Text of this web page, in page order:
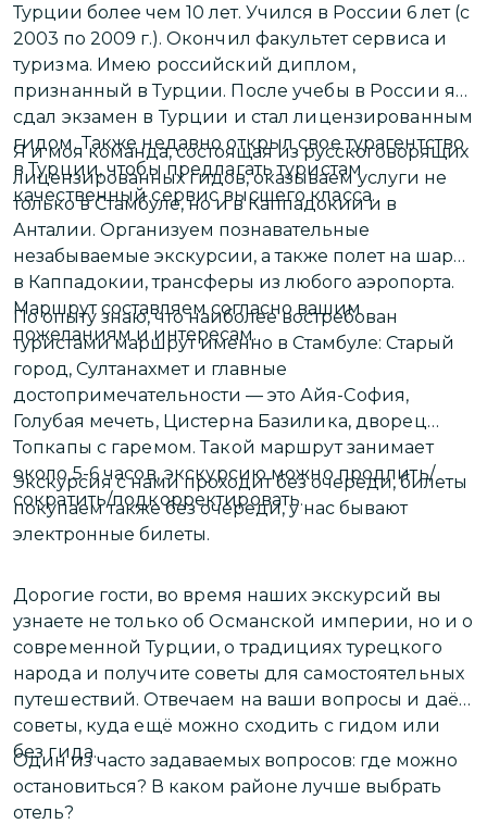
Турции более чем 10 лет. Учился в России 6 лет (с
2003 по 2009 г.). Окончил факультет сервиса и
туризма. Имею российский диплом,
признанный в Турции. После учебы в России я
сдал экзамен в Турции и стал лицензированным
гидом. Также недавно открыл свое турагентство
в Турции, чтобы предлагать туристам
качественный сервис высшего класса.
Я и моя команда, состоящая из русскоговорящих
лицензированных гидов, оказываем услуги не
только в Стамбуле, но и в Каппадокии и в
Анталии. Организуем познавательные
незабываемые экскурсии, а также полет на шаре
в Каппадокии, трансферы из любого аэропорта.
Маршрут составляем согласно вашим
пожеланиям и интересам.
По опыту знаю, что наиболее востребован
туристами маршрут именно в Стамбуле: Старый
город, Султанахмет и главные
достопримечательности — это Айя-София,
Голубая мечеть, Цистерна Базилика, дворец
Топкапы с гаремом. Такой маршрут занимает
около 5-6 часов, экскурсию можно продлить/
сократить/подкорректировать.
Экскурсия с нами проходит без очереди, билеты
покупаем также без очереди, у нас бывают
электронные билеты.
Дорогие гости, во время наших экскурсий вы
узнаете не только об Османской империи, но и о
современной Турции, о традициях турецкого
народа и получите советы для самостоятельных
путешествий. Отвечаем на ваши вопросы и даём
советы, куда ещё можно сходить с гидом или
без гида.
Один из часто задаваемых вопросов: где можно
остановиться? В каком районе лучше выбрать
отель?